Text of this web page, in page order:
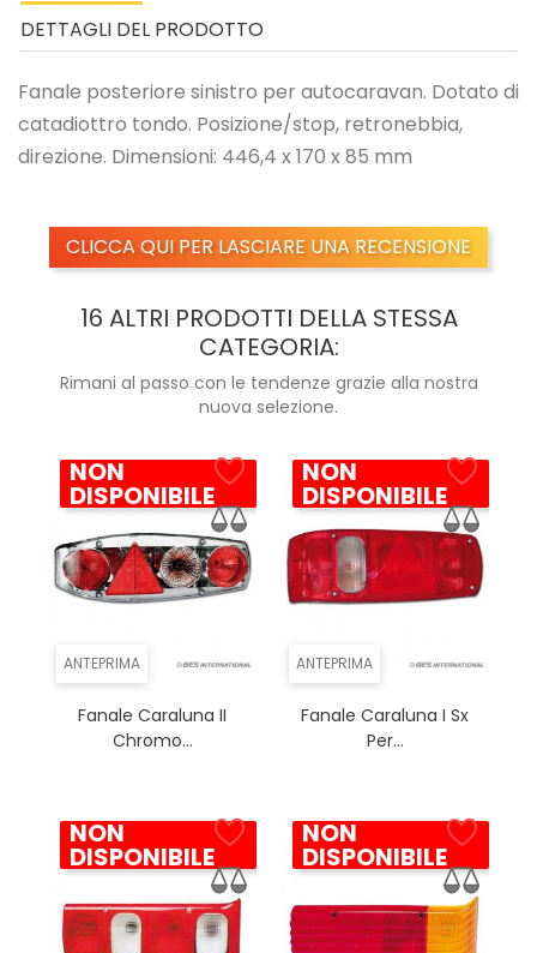
DETTAGLI DEL PRODOTTO
Fanale posteriore sinistro per autocaravan. Dotato di
catadiottro tondo. Posizione/stop, retronebbia,
direzione. Dimensioni: 446,4 x 170 x 85 mm
CLICCA QUI PER LASCIARE UNA RECENSIONE
16 ALTRI PRODOTTI DELLA STESSA
CATEGORIA:
Rimani al passo con le tendenze grazie alla nostra
nuova selezione.
ANTEPRIMA
NON
DISPONIBILE
Fanale Caraluna II
Chromo...
ANTEPRIMA
NON
DISPONIBILE
Fanale Caraluna I Sx
Per...
NON
DISPONIBILE
NON
DISPONIBILE